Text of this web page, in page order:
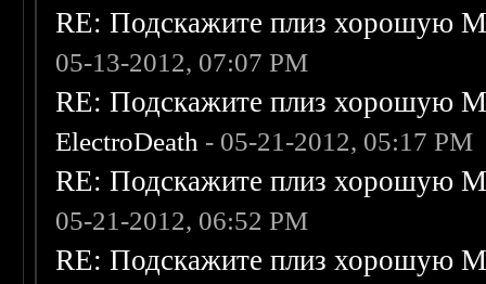
RE: Подскажите плиз хорошую
05-13-2012, 07:07 PM
RE: Подскажите плиз хорошую
ElectroDeath - 05-21-2012, 05:17 PM
RE: Подскажите плиз хорошую
05-21-2012, 06:52 PM
RE: Подскажите плиз хорошую